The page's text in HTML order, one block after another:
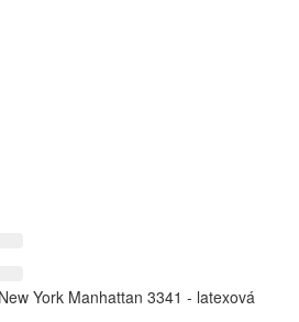
York Manhattan 3341 - latexová